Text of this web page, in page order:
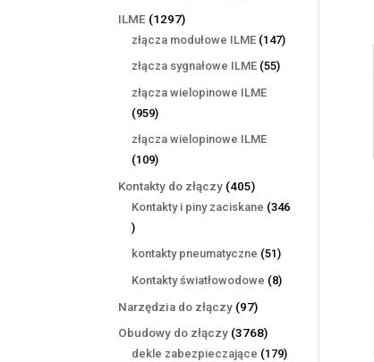
ILME 12971297
produktów
złącza modułowe ILME 147147
złącza sygnałowe ILME 5555
złącza wielopinowe ILME
959959
produktów
złącza wielopinowe ILME
109109
produktów
Kontakty do złączy 405405
produktów
Kontakty i piny zaciskane 346
346
produktów
kontakty pneumatyczne 5151
produktów
Kontakty światłowodowe 88
Narzędzia do złączy 9797
produktów
Obudowy do złączy 37683768
produktów
dekle zabezpieczające 179179